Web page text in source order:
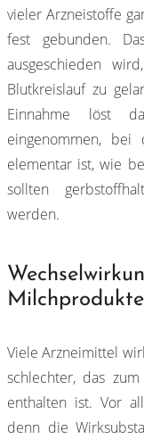
vieler Arzneistoffe
fest gebunden.
ausgeschieden
Blutkreislauf zu
Einnahme löst
eingenommen, bei
elementar ist, wie
sollten
werden.
Milchprodukte
Viele Arzneimittel
schlechter, das
enthalten ist. Vor
denn die